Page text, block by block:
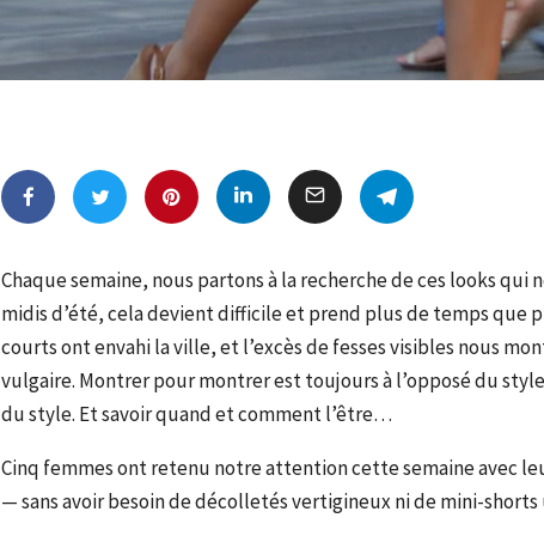
Chaque semaine, nous partons à la recherche de ces looks
midis d’été, cela devient difficile et prend plus de temps que
courts ont envahi la ville, et l’excès de fesses visibles nous
vulgaire. Montrer pour montrer est toujours à l’opposé du
du style. Et savoir quand et comment l’être…
Cinq femmes ont retenu notre attention cette semaine avec
— sans avoir besoin de décolletés vertigineux ni de mini-